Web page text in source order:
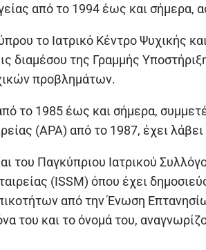
από το 1994 έως και σήμερα,
το Ιατρικό Κέντρο Ψυχικής
διαμέσου της Γραμμής
προβλημάτων.
το 1985 έως και σήμερα,
(APA) από το 1987, έχει
του Παγκύπριου Ιατρικού
(ISSM) όπου έχει
από την Ένωση
του και το όνομά του,